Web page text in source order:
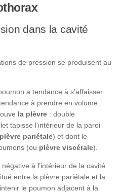
dans la cavité
de pression se produisent au
a tendance à s’affaisser
à prendre en volume.
la plèvre : double
tapisse l‘intérieur de la paroi
plèvre pariétale) et dont le
(ou plèvre viscérale).
à l’intérieur de la cavité
entre la plèvre pariétale et la
le poumon adjacent à la